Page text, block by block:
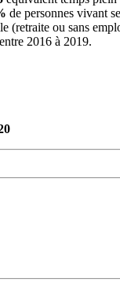
de personnes vivant
(retraite ou sans
2016 à 2019.